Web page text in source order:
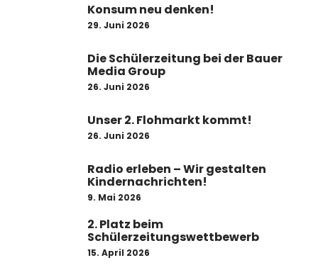
Konsum neu denken!
29. Juni 2026
Die Schülerzeitung bei der Bauer
Media Group
26. Juni 2026
Unser 2. Flohmarkt kommt!
26. Juni 2026
Radio erleben – Wir gestalten
Kindernachrichten!
9. Mai 2026
2. Platz beim
Schülerzeitungswettbewerb
15. April 2026